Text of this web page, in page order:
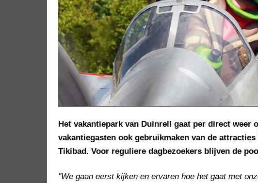
Het vakantiepark van Duinrell gaat per direct weer
vakantiegasten ook gebruikmaken van de
Tikibad. Voor reguliere dagbezoekers blijven de
"We gaan eerst kijken en ervaren hoe het gaat met